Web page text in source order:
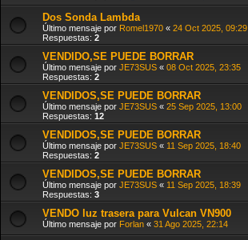
Dos Sonda Lambda
Último mensaje por Romel1970 « 24 Oct 2025, 09:29
Respuestas: 2
VENDIDO,SE PUEDE BORRAR
Último mensaje por JE73SUS « 08 Oct 2025, 23:35
Respuestas: 2
VENDIDOS,SE PUEDE BORRAR
Último mensaje por JE73SUS « 25 Sep 2025, 13:00
Respuestas: 12
VENDIDOS,SE PUEDE BORRAR
Último mensaje por JE73SUS « 11 Sep 2025, 18:40
Respuestas: 2
VENDIDOS,SE PUEDE BORRAR
Último mensaje por JE73SUS « 11 Sep 2025, 18:39
Respuestas: 3
VENDO luz trasera para Vulcan VN900
Último mensaje por Forlan « 31 Ago 2025, 22:14